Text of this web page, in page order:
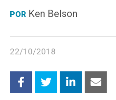
POR Ken Belson
22/10/2018